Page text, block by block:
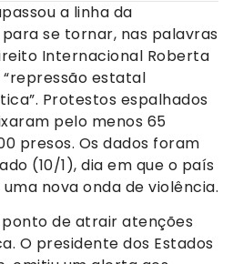
a linha da
se tornar, nas palavras
Internacional Roberta
estatal
Protestos espalhados
pelo menos 65
presos. Os dados foram
(10/1), dia em que o país
nova onda de violência.
de atrair atenções
O presidente dos Estados